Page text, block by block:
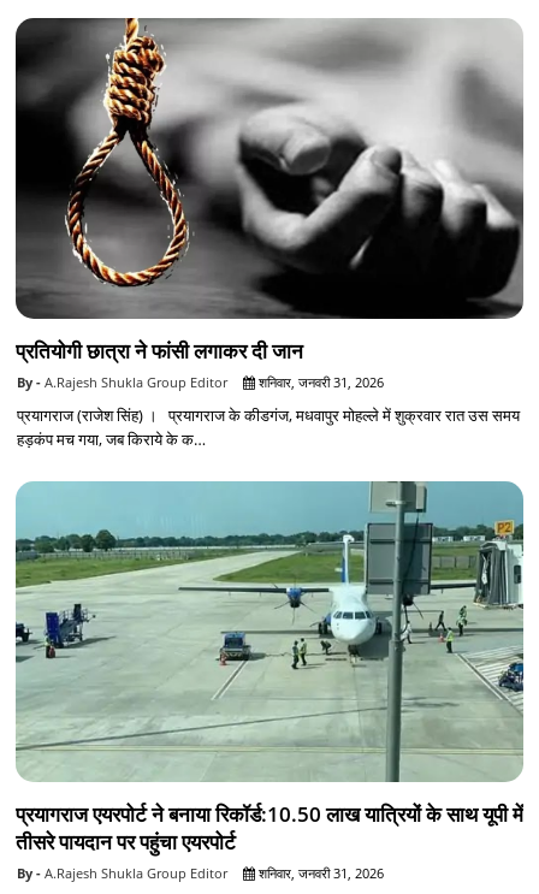
प्रतियोगी छात्रा ने फांसी लगाकर दी जान
A.Rajesh Shukla Group Editor शनिवार, जनवरी 31, 2026
प्रयागराज (राजेश सिंह) । प्रयागराज के कीडगंज, मधवापुर मोहल्ले में शुक्रवार रात उस समय
हड़कंप मच गया, जब किराये के क…
प्रयागराज एयरपोर्ट ने बनाया रिकॉर्ड:10.50 लाख यात्रियों के साथ यूपी में
तीसरे पायदान पर पहुंचा एयरपोर्ट
A.Rajesh Shukla Group Editor शनिवार, जनवरी 31, 2026